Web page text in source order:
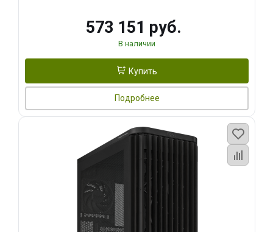
573 151 руб.
В наличии
Купить
Подробнее